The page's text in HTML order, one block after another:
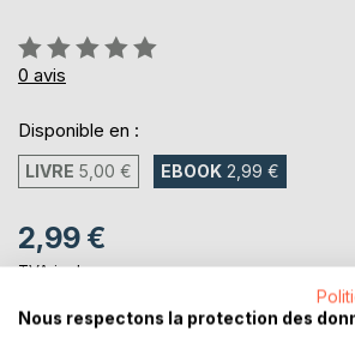
Évaluation:
0%
0 avis
Disponible en :
LIVRE 5,00 € EBOOK 2,99 €
2,99 €
TVA incluse
Téléchargement disponible dès maintenant
Nous respectons la protection des